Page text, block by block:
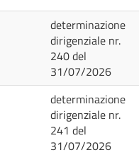
determinazione
dirigenziale nr.
240 del
31/07/2026
determinazione
dirigenziale nr.
241 del
31/07/2026